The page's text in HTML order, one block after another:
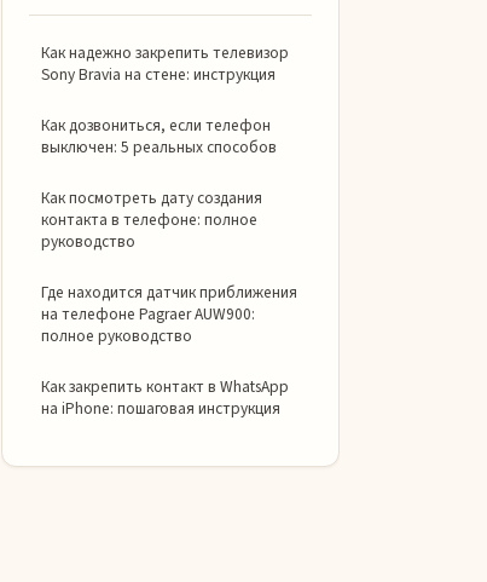
Как надежно закрепить телевизор
Sony Bravia на стене: инструкция
Как дозвониться, если телефон
выключен: 5 реальных способов
Как посмотреть дату создания
контакта в телефоне: полное
руководство
Где находится датчик приближения
на телефоне Pagraer AUW900:
полное руководство
Как закрепить контакт в WhatsApp
на iPhone: пошаговая инструкция